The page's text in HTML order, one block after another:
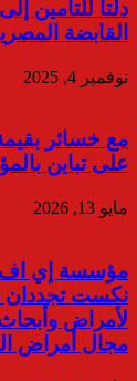
دلتا للتأمين
القابضة
نوفمبر 4, 2025
على تباين
مايو 13, 2026
مؤسسة إي اف
نكست
لأمراض
مجال أمراض